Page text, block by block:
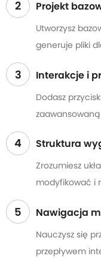
2 Projekt
Utworzysz
generuje pliki
3 Interakcje i
Dodasz
4 Struktura
Zrozumiesz
modyfikować i
5 Nawigacja
Nauczysz się
przepływem